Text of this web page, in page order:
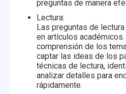
preguntas de manera
Lectura:
Las preguntas de
en artículos
comprensión de los
captar las ideas de los
técnicas de lectura,
analizar detalles para
rápidamente.